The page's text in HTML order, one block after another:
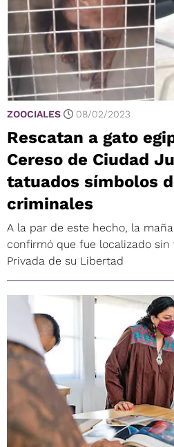
ZOOCIALES 08/02/2023
Rescatan a gato
Cereso de Ciudad
tatuados símbolos
criminales
A la par de este hecho, la
confirmó que fue localizado sin
Privada de su Libertad